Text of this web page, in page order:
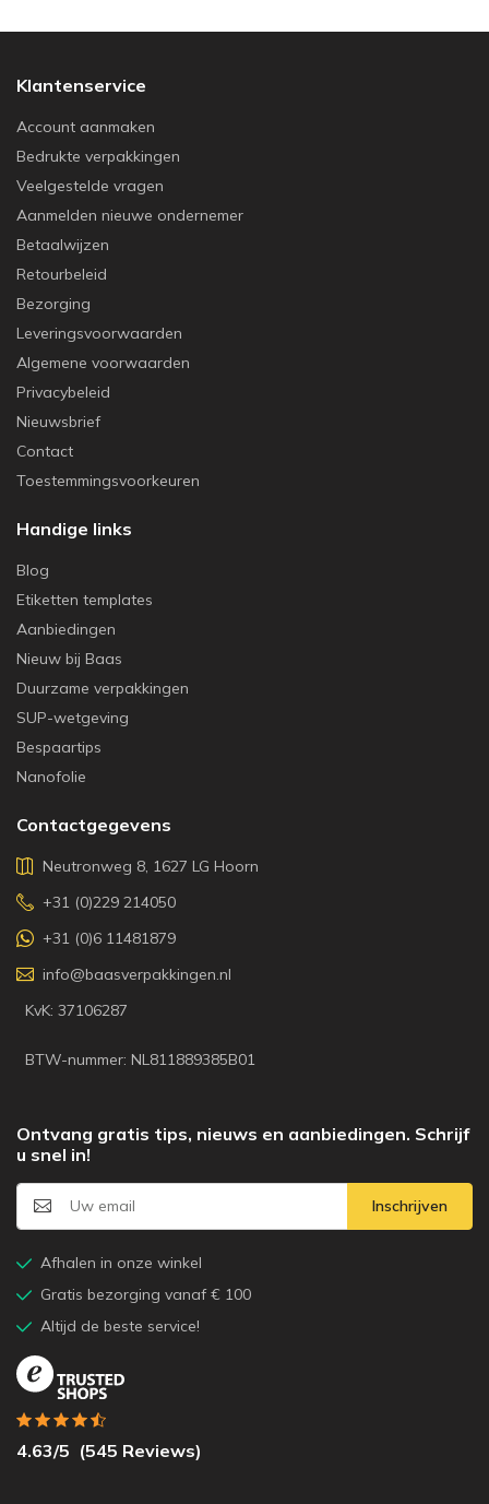
Klantenservice
Account aanmaken
Bedrukte verpakkingen
Veelgestelde vragen
Aanmelden nieuwe ondernemer
Betaalwijzen
Retourbeleid
Bezorging
Leveringsvoorwaarden
Algemene voorwaarden
Privacybeleid
Nieuwsbrief
Contact
Toestemmingsvoorkeuren
Handige links
Blog
Etiketten templates
Aanbiedingen
Nieuw bij Baas
Duurzame verpakkingen
SUP-wetgeving
Bespaartips
Nanofolie
Contactgegevens
Neutronweg 8, 1627 LG Hoorn
+31 (0)229 214050
+31 (0)6 11481879
info@baasverpakkingen.nl
KvK: 37106287
BTW-nummer: NL811889385B01
Ontvang gratis tips, nieuws en aanbiedingen. Schrijf
u snel in!
Inschrijven
Afhalen in onze winkel
Gratis bezorging vanaf € 100
Altijd de beste service!
4.63/5 (545 Reviews)